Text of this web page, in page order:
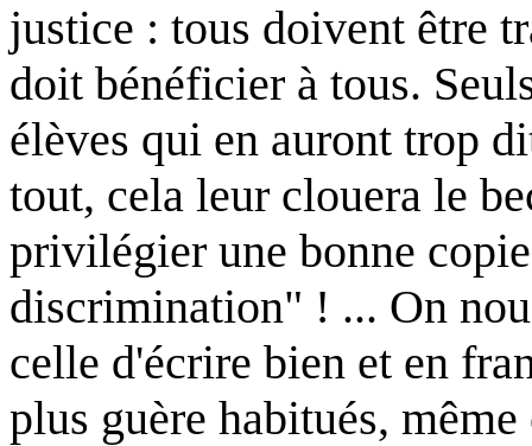
justice : tous doivent être
doit bénéficier à tous.
élèves qui en auront trop
tout, cela leur clouera le
privilégier une bonne
discrimination" ! ... On
celle d'écrire bien et en
plus guère habitués,